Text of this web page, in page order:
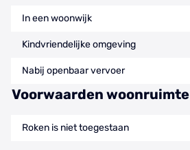
In een woonwijk
Kindvriendelijke omgeving
Nabij openbaar vervoer
Voorwaarden woonruimte
Roken is niet toegestaan